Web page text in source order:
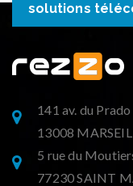
solutions
141 av. du Prado
13008
5 rue du
77230 SAINT